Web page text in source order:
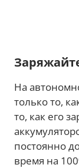
На
только то,
то, как его
постоянно
время на